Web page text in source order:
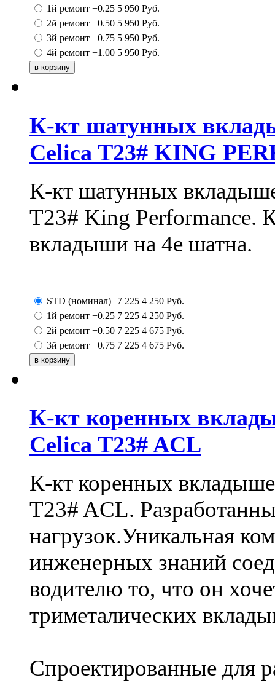
1й ремонт +0.25 5 950 Руб.
2й ремонт +0.50 5 950 Руб.
3й ремонт +0.75 5 950 Руб.
4й ремонт +1.00 5 950 Руб.
К-кт шатунных
Celica T23# KING
К-кт шатунных
T23# King Performance.
вкладыши на 4е шатна.
STD (номинал) 7 225 4 250 Руб.
1й ремонт +0.25 7 225 4 250 Руб.
2й ремонт +0.50 7 225 4 675 Руб.
3й ремонт +0.75 7 225 4 675 Руб.
К-кт коренных
Celica T23# ACL
К-кт коренных
T23# ACL.
нагрузок.Уникальная
инженерных знаний
водителю то, что он
триметалических
Спроектированные для